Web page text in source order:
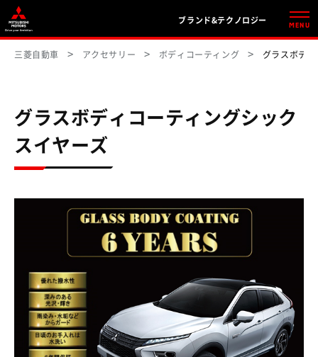
ブランド&テクノロジー
MENU
三菱自動車 アクセサリー ボディコーティング グラスボデ
グラスボディコーティングシック
スイヤーズ